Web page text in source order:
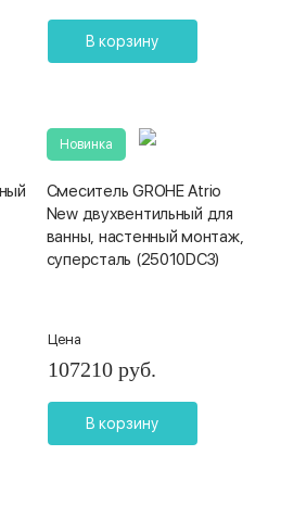
В корзину
Новинка
Смеситель GROHE Atrio
New двухвентильный для
ванны, настенный монтаж,
суперсталь (25010DC3)
Цена
107210 руб.
В корзину